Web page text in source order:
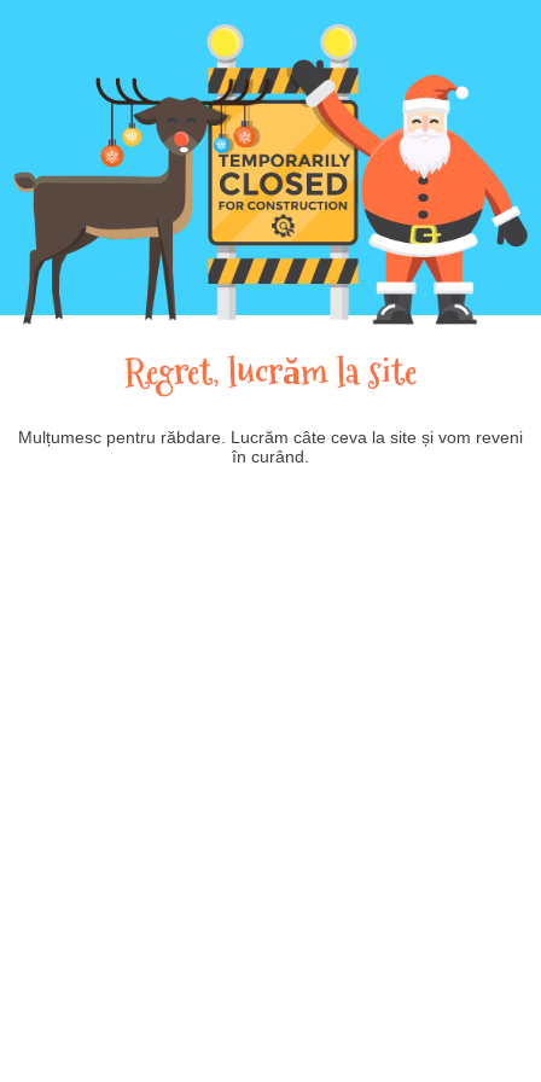
Regret, lucrăm la site
Mulțumesc pentru răbdare. Lucrăm câte ceva la site și vom reveni
în curând.